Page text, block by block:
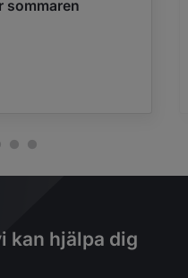
sommaren
kan hjälpa dig